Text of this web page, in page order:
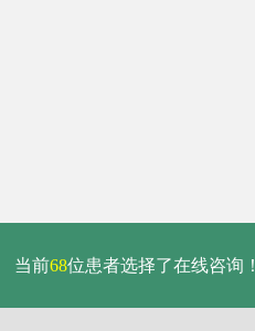
当前68位患者选择了在线咨询！